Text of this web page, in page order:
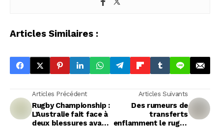
Articles Similaires :
Articles Précédent
Rugby Championship :
L’Australie fait face à
deux blessures avant
Articles Suivants
Des rumeurs de
transferts
enflamment le rugby